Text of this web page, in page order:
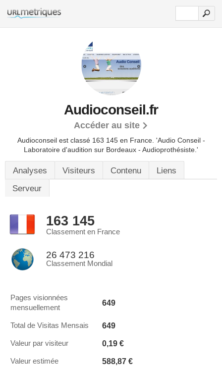
Audioconseil.fr
Accéder au site
Audioconseil est classé 163 145 en France. 'Audio Conseil -
Laboratoire d'audition sur Bordeaux - Audioprothésiste.'
Analyses Visiteurs Contenu
Liens
Serveur
163 145
Classement en France
26 473 216
Classement Mondial
Pages visionnées
mensuellement
649
Total de Visitas Mensais 649
Valeur par visiteur 0,19 €
Valeur estimée 588,87 €